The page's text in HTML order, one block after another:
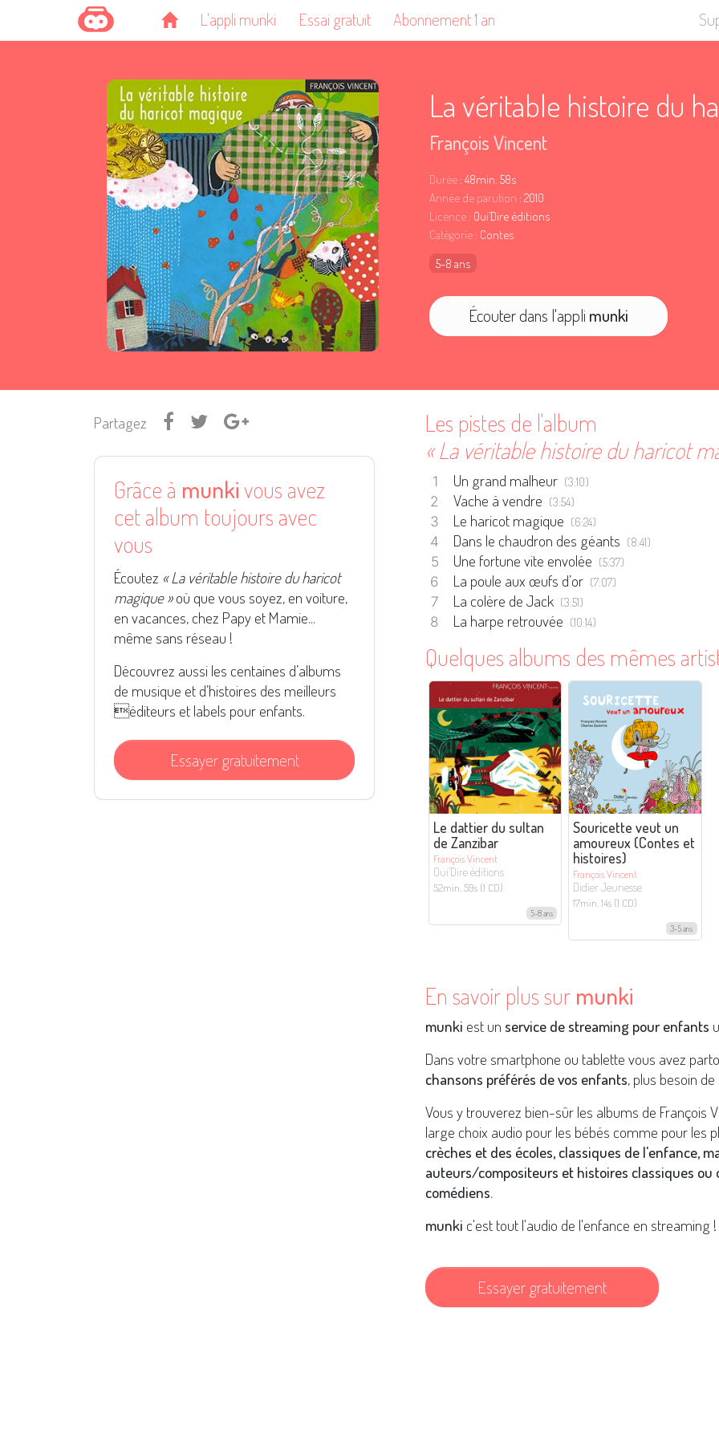
L'appli munki Essai gratuit Abonnement 1 an
La véritable histoire du
François Vincent
Durée : 48min. 58s
Année de parution : 2010
Licence : Oui’Dire éditions
Catégorie : Contes
5-8 ans
Écouter dans l'appli munki
Partagez
Grâce à munkivous avez
cet album toujours avec
vous
Écoutez « La véritable histoire du haricot
magique »où que vous soyez, en voiture,
en vacances, chez Papy et Mamie...
même sans réseau !
Découvrez aussi les centaines d’albums
de musique et d’histoires des meilleurs
éditeurs et labels pour enfants.
Essayer gratuitement
Les pistes de l'album
« La véritable histoire du haricot
Un grand malheur (3:10)
Vache à vendre (3:54)
Le haricot magique (6:24)
Dans le chaudron des géants (8:41)
Une fortune vite envolée (5:37)
La poule aux œufs d’or (7:07)
La colère de Jack (3:51)
La harpe retrouvée (10:14)
Quelques albums des mêmes
Le dattier du sultan
de Zanzibar
François Vincent
Oui’Dire éditions
52min. 59s (1 CD)
5-8 ans
Souricette veut un
amoureux (Contes et
histoires)
François Vincent
Didier Jeunesse
17min. 14s (1 CD)
3-5 ans
En savoir plus sur munki
munki est un service de streaming pour enfants
Dans votre smartphone ou tablette vous avez
chansons préférés de vos enfants, plus besoin
Vous y trouverez bien-sûr les albums de François
large choix audio pour les bébés comme pour les
crèches et des écoles, classiques de l'enfance,
auteurs/compositeurs et histoires classiques ou
comédiens.
munki c'est tout l'audio de l'enfance en streaming !
Essayer gratuitement